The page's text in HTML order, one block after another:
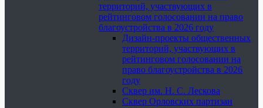
территорий, участвующих в
рейтинговом голосовании на право
благоустройства в 2026 году
Дизайн-проекты общественных
территорий, участвующих в
рейтинговом голосовании на
право благоустройства в 2026
году
Сквер им. Н. С. Лескова
Сквер Орловских партизан